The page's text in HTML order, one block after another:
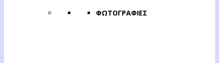
ΦΩΤΟΓΡΑΦΙΕΣ